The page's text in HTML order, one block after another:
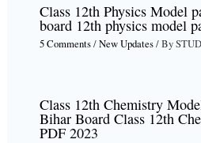
Class 12th Physics Model
board 12th physics model
5 Comments/New Updates/ By
Class 12th Chemistry
Bihar Board Class 12th
PDF 2023